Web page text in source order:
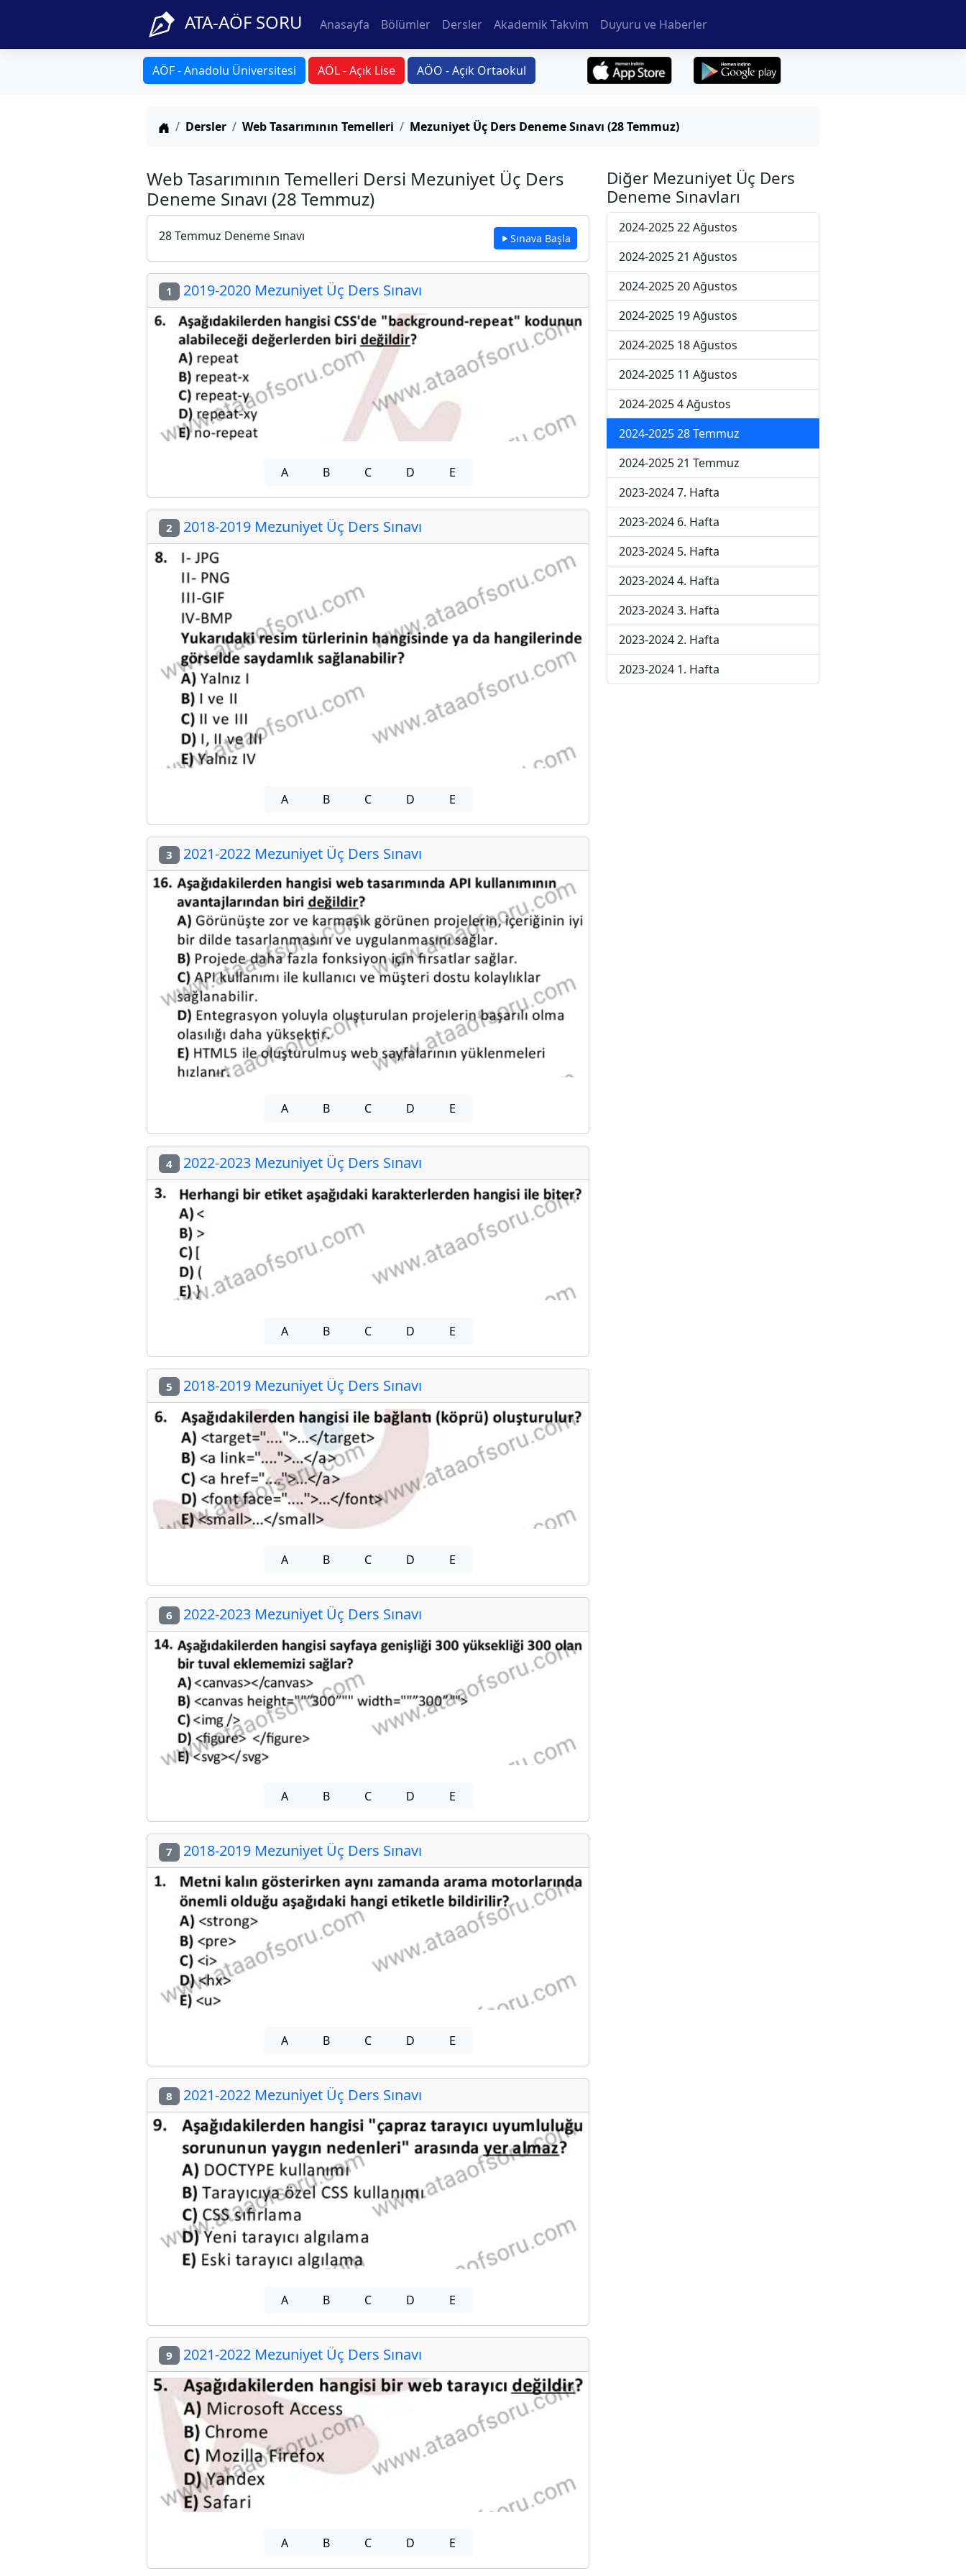
ATA-AÖF SORU Anasayfa Bölümler Dersler Akademik Takvim Duyuru ve Haberler
AÖF - Anadolu Üniversitesi AÖL - Açık Lise AÖO - Açık Ortaokul
Anasayfa
Dersler Web Tasarımının Temelleri Mezuniyet Üç Ders Deneme Sınavı (28 Temmuz)
Web Tasarımının Temelleri Dersi Mezuniyet Üç Ders
Deneme Sınavı (28 Temmuz)
28 Temmuz Deneme Sınavı Sınava Başla
1 2019-2020 Mezuniyet Üç Ders Sınavı
A B C D E
2 2018-2019 Mezuniyet Üç Ders Sınavı
A B C D E
3 2021-2022 Mezuniyet Üç Ders Sınavı
A B C D E
4 2022-2023 Mezuniyet Üç Ders Sınavı
A B C D E
5 2018-2019 Mezuniyet Üç Ders Sınavı
A B C D E
6 2022-2023 Mezuniyet Üç Ders Sınavı
A B C D E
7 2018-2019 Mezuniyet Üç Ders Sınavı
A B C D E
8 2021-2022 Mezuniyet Üç Ders Sınavı
A B C D E
9 2021-2022 Mezuniyet Üç Ders Sınavı
A B C D E
Diğer Mezuniyet Üç Ders
Deneme Sınavları
2024-2025 22 Ağustos
2024-2025 21 Ağustos
2024-2025 20 Ağustos
2024-2025 19 Ağustos
2024-2025 18 Ağustos
2024-2025 11 Ağustos
2024-2025 4 Ağustos
2024-2025 28 Temmuz
2024-2025 21 Temmuz
2023-2024 7. Hafta
2023-2024 6. Hafta
2023-2024 5. Hafta
2023-2024 4. Hafta
2023-2024 3. Hafta
2023-2024 2. Hafta
2023-2024 1. Hafta